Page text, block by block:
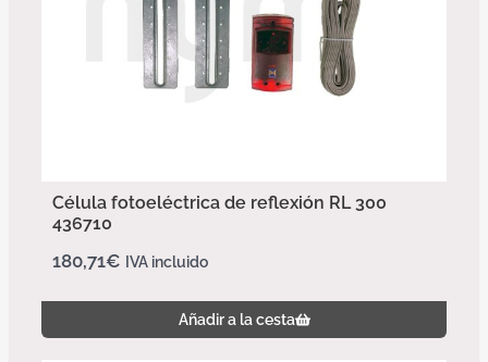
Célula fotoeléctrica de reflexión RL 300
436710
180,71€ IVA incluido
Añadir a la cesta